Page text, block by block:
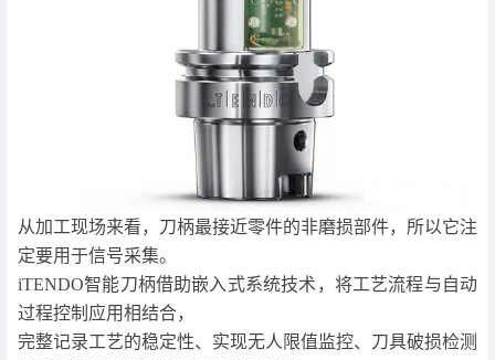
从加工现场来看，刀柄最接近零件的非磨损部件，所以它注
定要用于信号采集。
iTENDO智能刀柄借助嵌入式系统技术，将工艺流程与自动
过程控制应用相结合，
完整记录工艺的稳定性、实现无人限值监控、刀具破损检测